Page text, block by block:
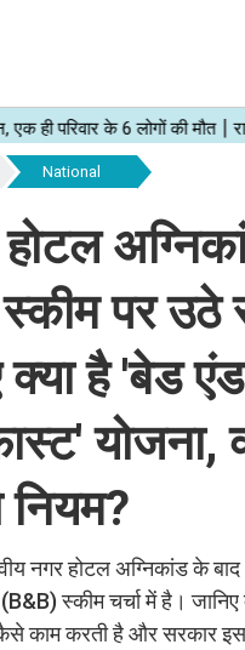
National
होटल
पर उठे
क्या है 'बेड एंड
योजना,
नगर होटल अग्निकांड के
स्कीम चर्चा में है। जानिए
काम करती है और सरकार